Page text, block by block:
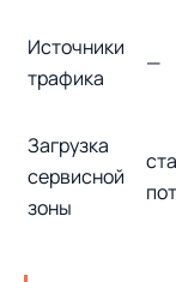
Источники
трафика
—
Загрузка
сервисной
зоны